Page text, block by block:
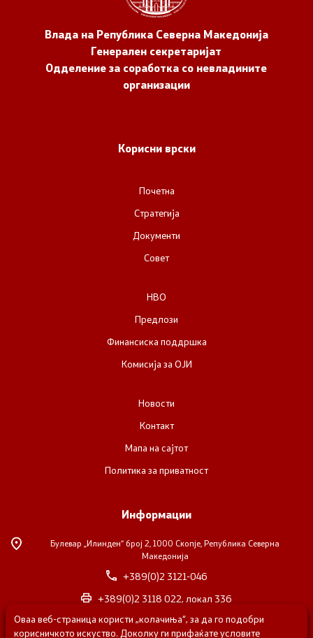
Влада на Република Северна Македонија
Генерален секретаријат
Одделение за соработка со невладините
организации
Корисни врски
Почетна
Стратегија
Документи
Совет
НВО
Предлози
Финансиска поддршка
Комисија за ОЈИ
Новости
Контакт
Мапа на сајтот
Политика за приватност
Информации
Булевар „Илинден“ број 2, 1000 Скопје, Република Северна
Македонија
+389(0)2 3121-046
+389(0)2 3118 022, локал 336
nvosorabotka@gs.gov.mk
Оваа веб-страница користи „колачиња“, за да го подобри
корисничкото искуство. Доколку ги прифаќате условите